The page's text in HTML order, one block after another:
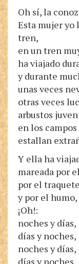
Oh sí, la
Esta mujer yo
tren,
en un tren
ha viajado
y durante
unas veces
otras veces
arbustos
en los
estallan
Y ella ha
mareada por
por el
y por el
¡Oh!:
noches y días,
días y noches,
noches y días,
días y noches,